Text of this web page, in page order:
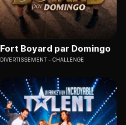
Fort Boyard par Domingo
DIVERTISSEMENT CHALLENGE